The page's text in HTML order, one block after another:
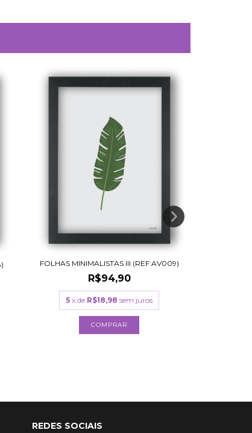
FOLHAS MINIMALISTAS III (REF:AV009)
R$94,90
5 x de R$18,98 sem juros
COMPRAR
REDES SOCIAIS